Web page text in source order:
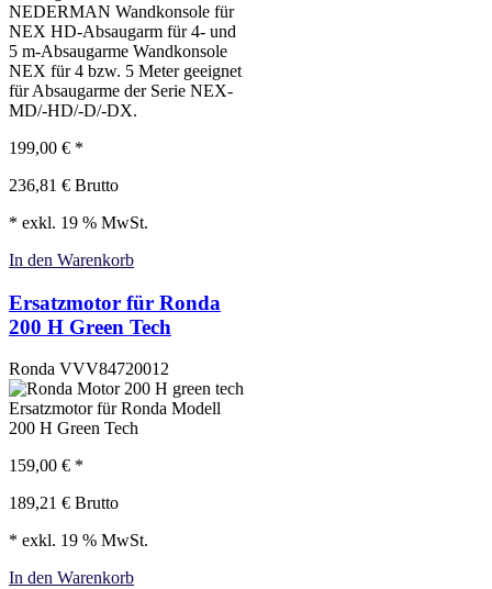
NEDERMAN Wandkonsole für
NEX HD-Absaugarm für 4- und
5 m-Absaugarme Wandkonsole
NEX für 4 bzw. 5 Meter geeignet
für Absaugarme der Serie NEX-
MD/-HD/-D/-DX.
199,00 € *
236,81 € Brutto
* exkl. 19 % MwSt.
In den Warenkorb
Ersatzmotor für Ronda
200 H Green Tech
Ronda VVV84720012
Ersatzmotor für Ronda Modell
200 H Green Tech
159,00 € *
189,21 € Brutto
* exkl. 19 % MwSt.
In den Warenkorb